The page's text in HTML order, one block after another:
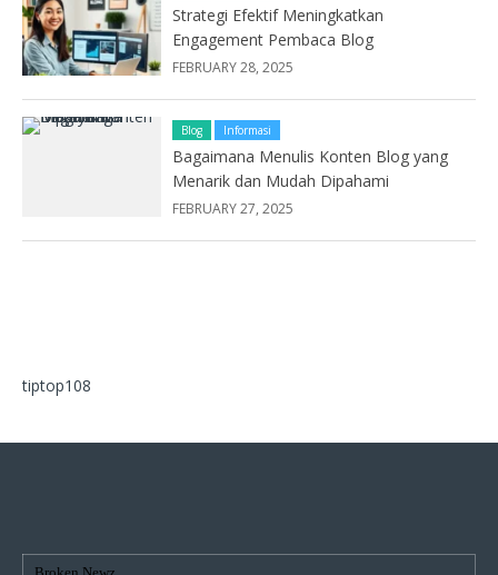
Strategi Efektif Meningkatkan
Engagement Pembaca Blog
FEBRUARY 28, 2025
Blog Informasi
Bagaimana Menulis Konten Blog yang
Menarik dan Mudah Dipahami
FEBRUARY 27, 2025
tiptop108